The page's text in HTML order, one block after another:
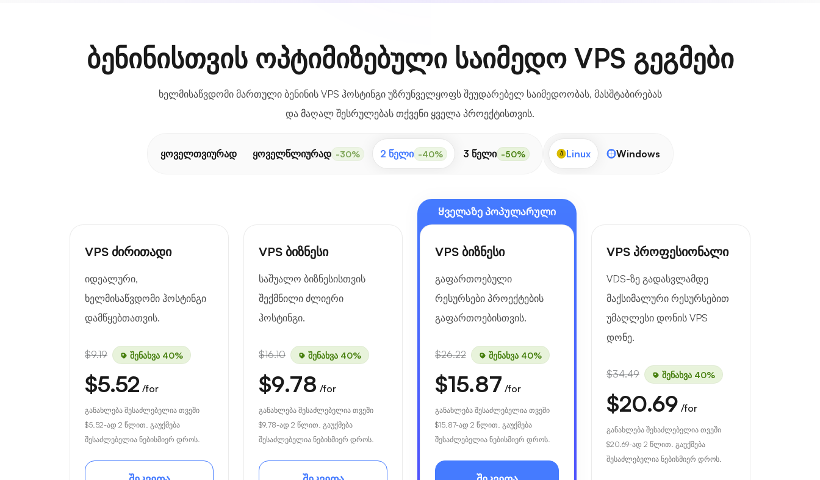
ბენინისთვის ოპტიმიზებული საიმედო VPS გეგმები
ხელმისაწვდომი მართული ბენინის VPS ჰოსტინგი უზრუნველყოფს შეუდარებელ საიმედოობას, მასშტაბირებას
და მაღალ შესრულებას თქვენი ყველა პროექტისთვის.
ყოველთვიურად ყოველწლიურად -30% 2 წელი -40% 3 წელი -50% Linux Windows
VPS ძირითადი
იდეალური,
ხელმისაწვდომი ჰოსტინგი
დამწყებთათვის.
$9.19 შენახვა 40%
$5.52 /for
განახლება შესაძლებელია თვეში
$5.52-ად 2 წლით. გაუქმება
შესაძლებელია ნებისმიერ დროს.
VPS ბიზნესი
საშუალო ბიზნესისთვის
შექმნილი ძლიერი
ჰოსტინგი.
$16.10 შენახვა 40%
$9.78 /for
განახლება შესაძლებელია თვეში
$9.78-ად 2 წლით. გაუქმება
შესაძლებელია ნებისმიერ დროს.
Ყველაზე პოპულარული
VPS ბიზნესი
გაფართოებული
რესურსები პროექტების
გაფართოებისთვის.
$26.22 შენახვა 40%
$15.87 /for
განახლება შესაძლებელია თვეში
$15.87-ად 2 წლით. გაუქმება
შესაძლებელია ნებისმიერ დროს.
VPS პროფესიონალი
VDS-ზე გადასვლამდე
მაქსიმალური რესურსებით
უმაღლესი დონის VPS
დონე.
$34.49 შენახვა 40%
$20.69 /for
განახლება შესაძლებელია თვეში
$20.69-ად 2 წლით. გაუქმება
შესაძლებელია ნებისმიერ დროს.